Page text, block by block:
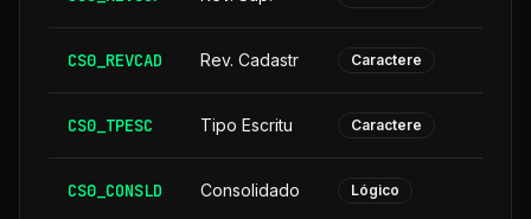
CS0_REVCAD Rev. Cadastr Caractere
CS0_TPESC Tipo Escritu Caractere
CS0_CONSLD Consolidado Lógico